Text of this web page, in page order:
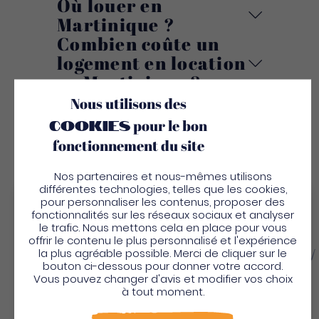
Où louer en
Martinique ?
Combien coûte un
logement en location
en Martinique ?
Profitez des meilleures offres sur les
vols vers la Martinique !
Nous utilisons des
cookiespour le bon
fonctionnement du site
Nos partenaires et nous-mêmes utilisons
différentes technologies, telles que les cookies,
pour personnaliser les contenus, proposer des
fonctionnalités sur les réseaux sociaux et analyser
le trafic. Nous mettons cela en place pour vous
offrir le contenu le plus personnalisé et l'expérience
la plus agréable possible. Merci de cliquer sur le
bouton ci-dessous pour donner votre accord.
Vous pouvez changer d'avis et modifier vos choix
à tout moment.
Bienvenue en Martinique
Pour profiter de votre séjour et trouver des
activités en quelques clics, activez le mode “sur
place”.
Utiliser le mode surplace